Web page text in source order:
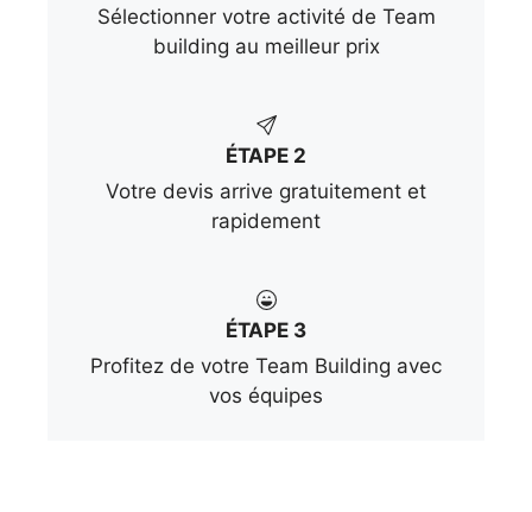
Sélectionner votre activité de Team
building au meilleur prix
ÉTAPE 2
Votre devis arrive gratuitement et
rapidement
ÉTAPE 3
Profitez de votre Team Building avec
vos équipes